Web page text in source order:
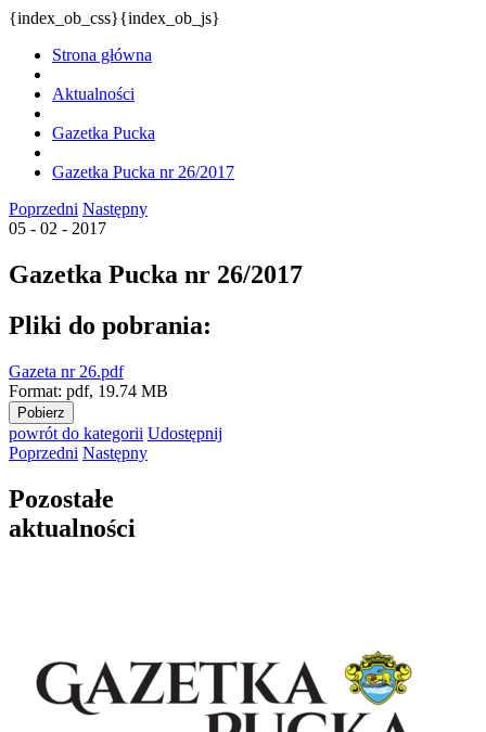
{index_ob_css}{index_ob_js}
Strona główna
Aktualności
Gazetka Pucka
Gazetka Pucka nr 26/2017
Poprzedni Następny
05 - 02 - 2017
Gazetka Pucka nr 26/2017
Pliki do pobrania:
Gazeta nr 26.pdf
Format: pdf, 19.74 MB
Pobierz
powrót do kategorii Udostępnij
Poprzedni Następny
Pozostałe
aktualności